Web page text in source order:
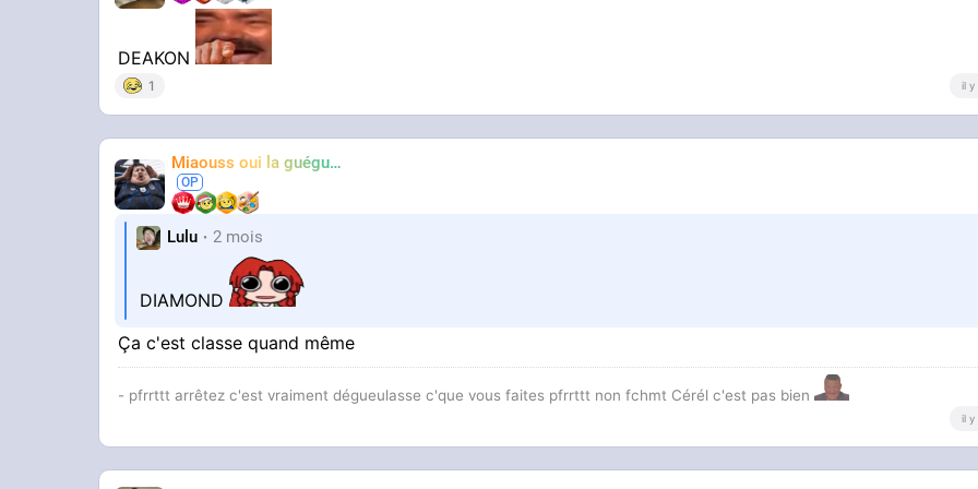
DEAKON
1 il y
Miaouss oui la guéguérre
Lulu 2 mois
DIAMOND
Ça c'est classe quand même
- pfrrttt arrêtez c'est vraiment dégueulasse c'que vous faites pfrrttt non fchmt Cérél c'est pas bien
il y